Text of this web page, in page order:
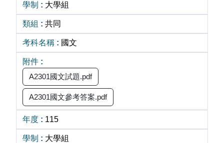
大學組
共同
國文
A2301國文試題.pdf
A2301國文參考答案.pdf
115
大學組